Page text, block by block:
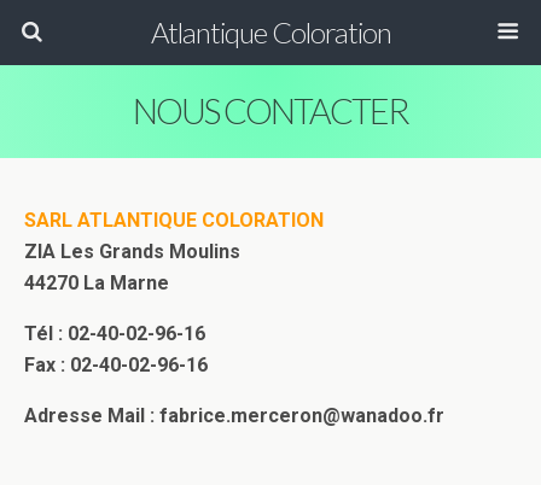
Atlantique Coloration
NOUS CONTACTER
SARL ATLANTIQUE COLORATION
ZIA Les Grands Moulins
44270 La Marne
Tél : 02-40-02-96-16
Fax : 02-40-02-96-16
Adresse Mail : fabrice.merceron@wanadoo.fr